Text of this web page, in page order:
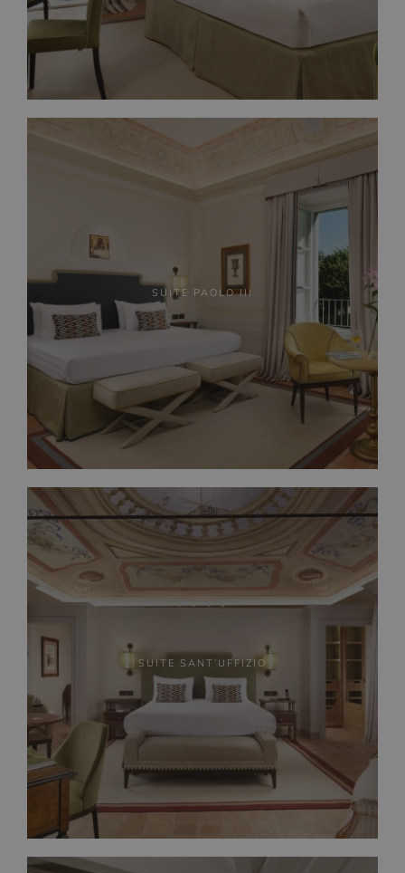
SUITE PAOLO III
SUITE SANT’UFFIZIO